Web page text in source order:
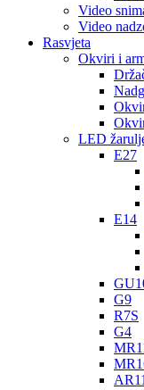
Video
Video
Rasvjeta
Okviri i
LED
E27
E14
G9
R7S
G4